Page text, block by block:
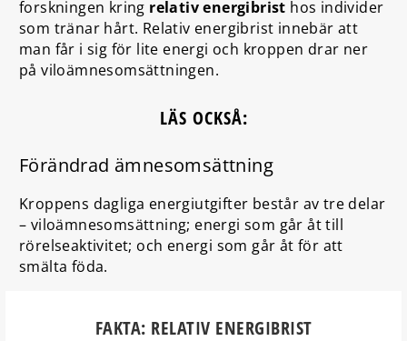
forskningen kring relativ energibrist hos individer
som tränar hårt. Relativ energibrist innebär att
man får i sig för lite energi och kroppen drar ner
på viloämnesomsättningen.
LÄS OCKSÅ:
Förändrad ämnesomsättning
Kroppens dagliga energiutgifter består av tre delar
– viloämnesomsättning; energi som går åt till
rörelseaktivitet; och energi som går åt för att
smälta föda.
FAKTA: RELATIV ENERGIBRIST